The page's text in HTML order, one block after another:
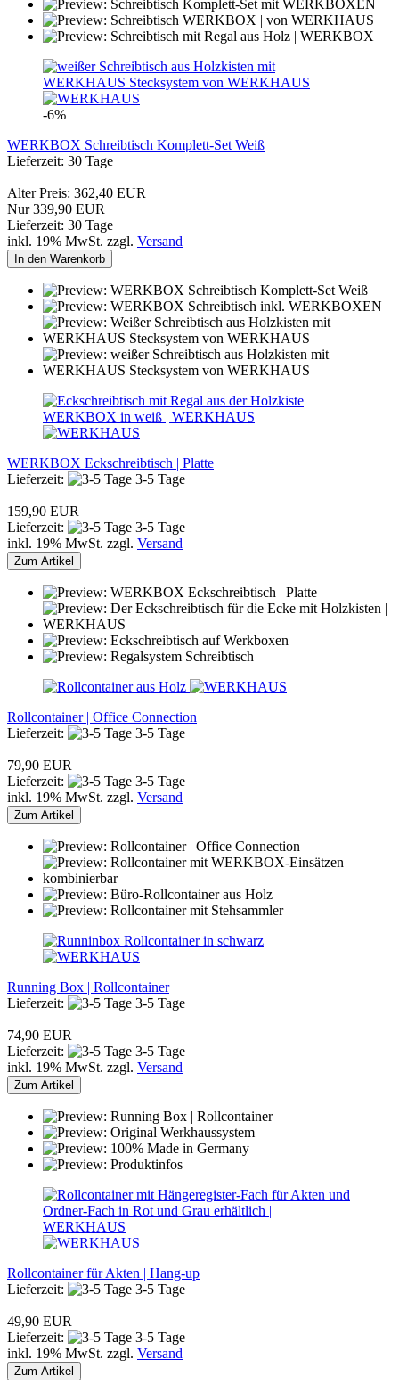
-6%
WERKBOX Schreibtisch Komplett-Set Weiß
Lieferzeit: 30 Tage
Alter Preis: 362,40 EUR
Nur 339,90 EUR
Lieferzeit: 30 Tage
inkl. 19% MwSt. zzgl. Versand
In den Warenkorb
WERKBOX Eckschreibtisch | Platte
Lieferzeit:
3-5 Tage
159,90 EUR
Lieferzeit:
3-5 Tage
inkl. 19% MwSt. zzgl. Versand
Zum Artikel
Rollcontainer | Office Connection
Lieferzeit:
3-5 Tage
79,90 EUR
Lieferzeit:
3-5 Tage
inkl. 19% MwSt. zzgl. Versand
Zum Artikel
Running Box | Rollcontainer
Lieferzeit:
3-5 Tage
74,90 EUR
Lieferzeit:
3-5 Tage
inkl. 19% MwSt. zzgl. Versand
Zum Artikel
Rollcontainer für Akten | Hang-up
Lieferzeit:
3-5 Tage
49,90 EUR
Lieferzeit:
3-5 Tage
inkl. 19% MwSt. zzgl. Versand
Zum Artikel